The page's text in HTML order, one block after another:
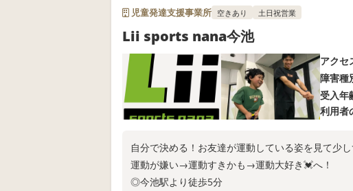
児童発達支援事業所 空きあり 土日祝営業
Lii sports nana今池
アクセ
障害種
受入年
利用者
自分で決める！お友達が運動している姿を見て少
運動が嫌い→運動すきかも→運動大好き💓へ！
◎今池駅より徒歩5分